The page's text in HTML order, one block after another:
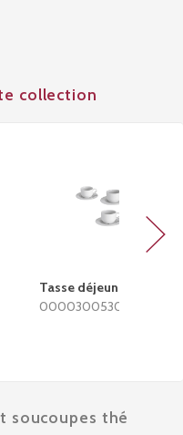
collection
Tasse déjeuner 2-133
0000300530002
soucoupes thé